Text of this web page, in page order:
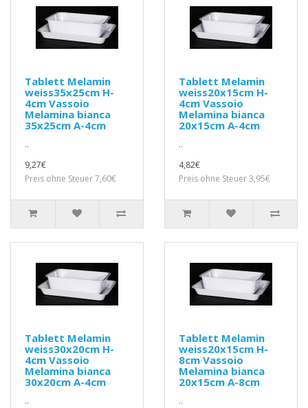
Tablett Melamin
weiss35x25cm H-
4cm Vassoio
Melamina bianca
35x25cm A-4cm
..
9,27€
Preis ohne Steuer 7,60€
Tablett Melamin
weiss20x15cm H-
4cm Vassoio
Melamina bianca
20x15cm A-4cm
..
4,82€
Preis ohne Steuer 3,95€
Tablett Melamin
weiss30x20cm H-
4cm Vassoio
Melamina bianca
30x20cm A-4cm
..
Tablett Melamin
weiss20x15cm H-
8cm Vassoio
Melamina bianca
20x15cm A-8cm
..